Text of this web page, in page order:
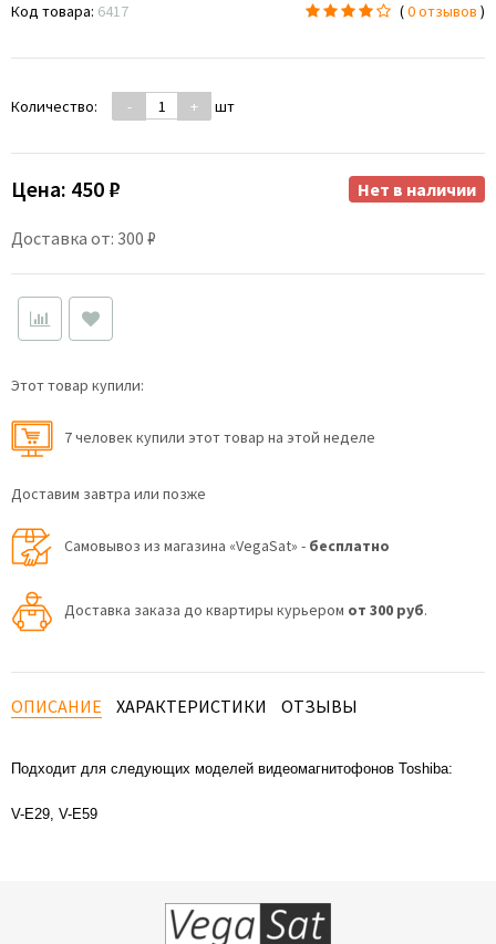
Код товара: 6417 (0 отзывов )
Количество: - + шт
Цена: 450 ₽
Доставка от: 300 ₽
Нет в наличии
Этот товар купили:
7 человек купили этот товар на этой неделе
Доставим завтра или позже
Самовывоз из магазина «VegaSat» - бесплатно
Доставка заказа до квартиры курьером от 300 руб.
ОПИСАНИЕ ХАРАКТЕРИСТИКИ ОТЗЫВЫ
Подходит для следующих моделей видеомагнитофонов Toshiba:
V-E29, V-E59